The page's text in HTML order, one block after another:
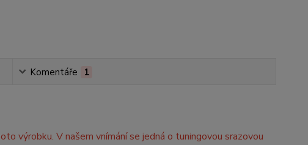
Komentáře 1
výrobku. V našem vnímání se jedná o tuningovou srazovou